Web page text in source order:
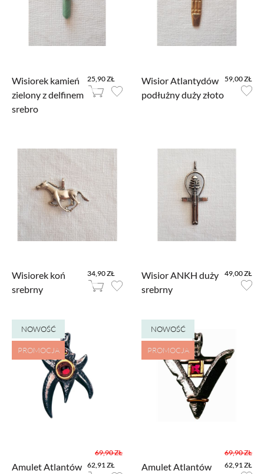
Wisiorek kamień
zielony z delfinem
srebro
25,90 ZŁ
Wisior Atlantydów
podłużny duży złoto
59,00 ZŁ
Wisiorek koń
srebrny
34,90 ZŁ
Wisior ANKH duży
srebrny
49,00 ZŁ
NOWOŚĆ
PROMOCJA
69,90 ZŁ
Amulet Atlantów
62,91 ZŁ
NOWOŚĆ
PROMOCJA
69,90 ZŁ
Amulet Atlantów
62,91 ZŁ
zebranych w ten sposób informacji kierować do Ciebie spersonalizowaną
reklamę w ramach narzędzi reklamowych Facebooka. W ramach tego
narzędzia nie są gromadzone jakiekolwiek dane pozwalające Cię bezpośrednio
zidentyfikować. Jeżeli wyłączysz Pixel Facebooka, nie będziemy w stanie
kierować do Ciebie reklam dopasowanych do Twojej aktywności.